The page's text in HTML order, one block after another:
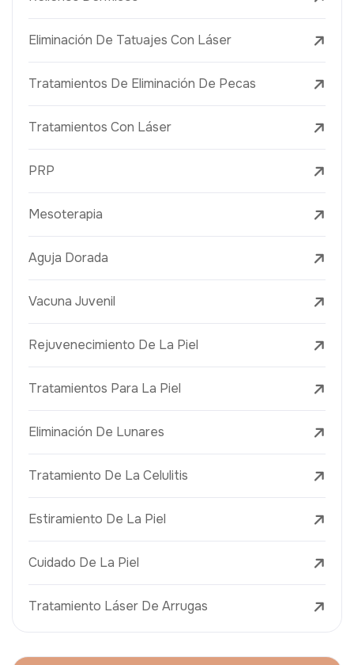
Eliminación De Tatuajes Con Láser
Tratamientos De Eliminación De Pecas
Tratamientos Con Láser
PRP
Mesoterapia
Aguja Dorada
Vacuna Juvenil
Rejuvenecimiento De La Piel
Tratamientos Para La Piel
Eliminación De Lunares
Tratamiento De La Celulitis
Estiramiento De La Piel
Cuidado De La Piel
Tratamiento Láser De Arrugas